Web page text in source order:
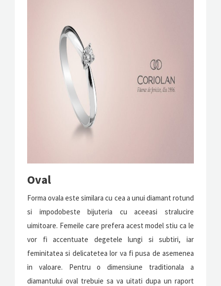
Oval
Forma ovala este similara cu cea a unui diamant rotund
si impodobeste bijuteria cu aceeasi stralucire
uimitoare. Femeile care prefera acest model stiu ca le
vor fi accentuate degetele lungi si subtiri, iar
feminitatea si delicatetea lor va fi pusa de asemenea
in valoare. Pentru o dimensiune traditionala a
diamantului oval trebuie sa va uitati dupa un raport